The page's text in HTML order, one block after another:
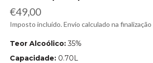
Preço
normal
€49,00
Imposto incluído. Envio calculado na finalização
Teor Alcoólico:35%
Capacidade: 0.70L